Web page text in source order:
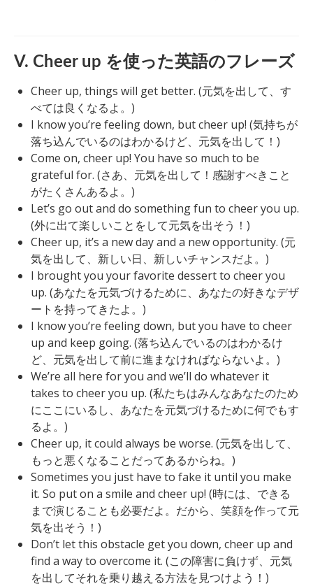
V. Cheer up を使った英語のフレーズ
Cheer up, things will get better. (元気を出して、す
べては良くなるよ。)
I know you’re feeling down, but cheer up! (気持ちが
落ち込んでいるのはわかるけど、元気を出して！)
Come on, cheer up! You have so much to be
grateful for. (さあ、元気を出して！感謝すべきこと
がたくさんあるよ。)
Let’s go out and do something fun to cheer you up.
(外に出て楽しいことをして元気を出そう！)
Cheer up, it’s a new day and a new opportunity. (元
気を出して、新しい日、新しいチャンスだよ。)
I brought you your favorite dessert to cheer you
up. (あなたを元気づけるために、あなたの好きなデザ
ートを持ってきたよ。)
I know you’re feeling down, but you have to cheer
up and keep going. (落ち込んでいるのはわかるけ
ど、元気を出して前に進まなければならないよ。)
We’re all here for you and we’ll do whatever it
takes to cheer you up. (私たちはみんなあなたのため
にここにいるし、あなたを元気づけるために何でもす
るよ。)
Cheer up, it could always be worse. (元気を出して、
もっと悪くなることだってあるからね。)
Sometimes you just have to fake it until you make
it. So put on a smile and cheer up! (時には、できる
まで演じることも必要だよ。だから、笑顔を作って元
気を出そう！)
Don’t let this obstacle get you down, cheer up and
find a way to overcome it. (この障害に負けず、元気
を出してそれを乗り越える方法を見つけよう！)